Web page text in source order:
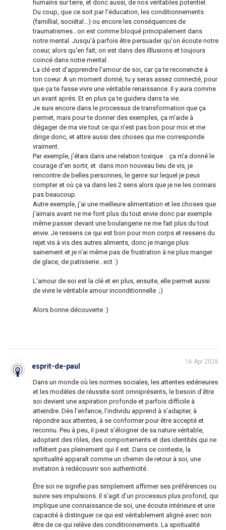
humains sur terre, et donc aussi, de nos véritables potentiel.
Du coup, que ce soit par l'éducation, les conditionnements
(famillial, sociétal…) ou encore les conséquences de
traumatismes…on est comme bloqué principalement dans
notre mental. Jusqu'à parfois être persuader qu'on écoute notre
coeur, alors qu'en fait, on est dans des illlusions et toujours
coincé dans notre mental.
La clé est d'apprendre l'amour de soi, car ça te reconencte à
ton coeur. A un moment donné, tu y seras assez connecté, pour
que ça te fasse vivre une véritable renaissance. Il y aura comme
un avant aprés. Et en plus ça te guidera dans ta vie.
Je suis encore dans le processus de transformation que ça
permet, mais pour te donner des exemples, ça m'aide à
dégager de ma vie tout ce qui n'est pas bon pour moi et me
dirige donc, et attire aussi des choses qui me corresponde
vraiment.
Par exemple, j'étais dans une relation toxique : ça m'a donné le
courage d'en sortir, et dans mon nouveau lieu de vis, je
rencontre de belles personnes, le genre sur lequel je peux
compter et où ça va dans les 2 sens alors que je ne les connais
pas beaucoup.
Autre exemple, j'ai une meilleure alimentation et les choses que
j'aimais avant ne me font plus du tout envie donc par exemple
même passer devant une boulangerie ne me fait plus du tout
envie. Je ressens ce qui est bon pour mon corps et ressens du
rejet vis à vis des autres aliments, donc je mange plus
sainement et je n'ai même pas de frustration à ne plus manger
de glace, de patisserie…ect :)
L'amour de soi est la clé et en plus, ensuite, elle permet aussi
de vivre le véritable amour inconditionnelle ;)
Alors bonne découverte :)
esprit-de-paul
16 Apr 2026
Dans un monde où les normes sociales, les attentes extérieures
et les modèles de réussite sont omniprésents, le besoin d’être
soi devient une aspiration profonde et parfois difficile à
atteindre. Dès l’enfance, l’individu apprend à s’adapter, à
répondre aux attentes, à se conformer pour être accepté et
reconnu. Peu à peu, il peut s’éloigner de sa nature véritable,
adoptant des rôles, des comportements et des identités qui ne
reflètent pas pleinement qui il est. Dans ce contexte, la
spiritualité apparaît comme un chemin de retour à soi, une
invitation à redécouvrir son authenticité.
Être soi ne signifie pas simplement affirmer ses préférences ou
suivre ses impulsions. Il s’agit d’un processus plus profond, qui
implique une connaissance de soi, une écoute intérieure et une
capacité à distinguer ce qui est véritablement aligné avec son
être de ce qui relève des conditionnements. La spiritualité